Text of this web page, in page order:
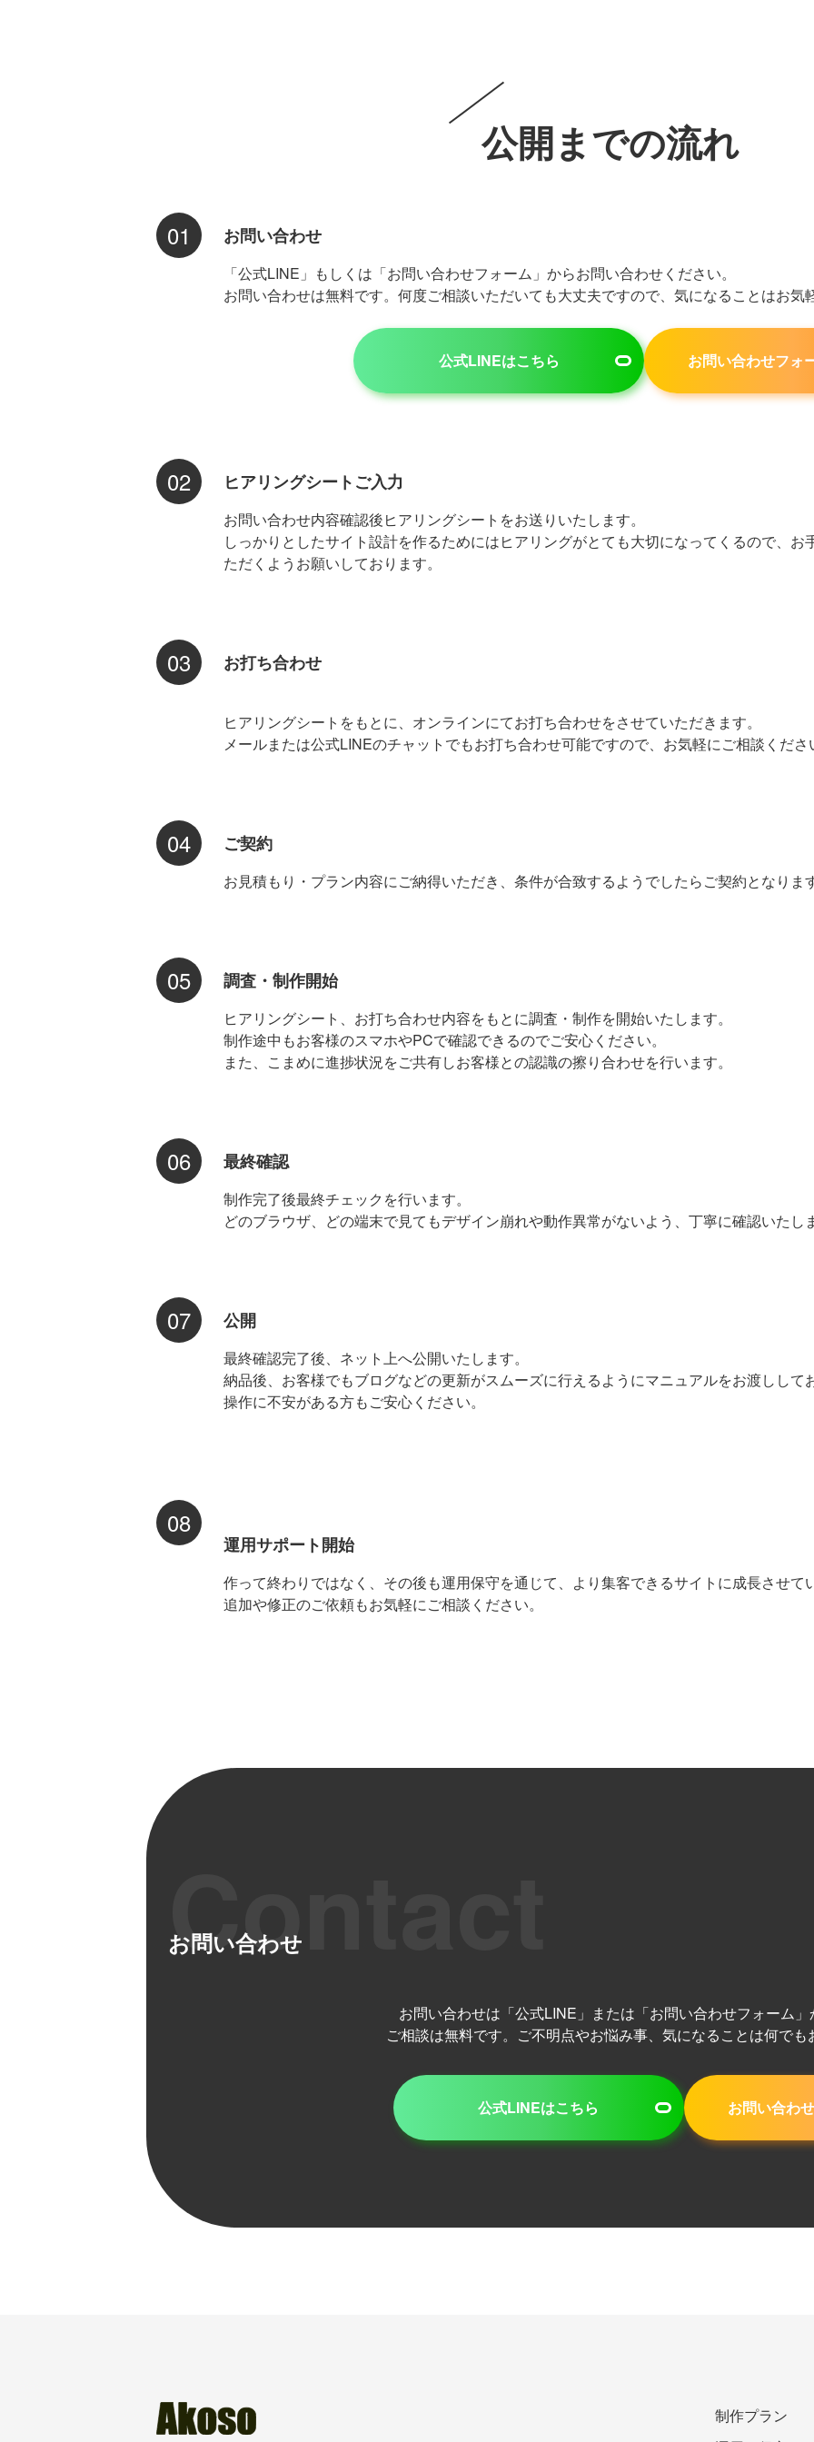
公開までの流れ
01 お問い合わせ
「公式LINE」もしくは「お問い合わせフォーム」からお問い合わせください。
お問い合わせは無料です。何度ご相談いただいても大丈夫ですので、気になることはお気
公式LINEはこちら お問い合わせフォ
02 ヒアリングシートご入力
お問い合わせ内容確認後ヒアリングシートをお送りいたします。
しっかりとしたサイト設計を作るためにはヒアリングがとても大切になってくるので、
ただくようお願いしております。
03 お打ち合わせ
ヒアリングシートをもとに、オンラインにてお打ち合わせをさせていただきます。
メールまたは公式LINEのチャットでもお打ち合わせ可能ですので、お気軽にご相談くださ
04 ご契約
お見積もり・プラン内容にご納得いただき、条件が合致するようでしたらご契約となります
05 調査・制作開始
ヒアリングシート、お打ち合わせ内容をもとに調査・制作を開始いたします。
制作途中もお客様のスマホやPCで確認できるのでご安心ください。
また、こまめに進捗状況をご共有しお客様との認識の擦り合わせを行います。
06 最終確認
制作完了後最終チェックを行います。
どのブラウザ、どの端末で見てもデザイン崩れや動作異常がないよう、丁寧に確認いたしま
07 公開
最終確認完了後、ネット上へ公開いたします。
納品後、お客様でもブログなどの更新がスムーズに行えるようにマニュアルをお渡しして
操作に不安がある方もご安心ください。
08
運用サポート開始
作って終わりではなく、その後も運用保守を通じて、より集客できるサイトに成長させて
追加や修正のご依頼もお気軽にご相談ください。
お問い合わせ
お問い合わせは「公式LINE」または「お問い合わせフォーム」
ご相談は無料です。ご不明点やお悩み事、気になることは何でも
公式LINEはこちら お問い合わ
制作プラン